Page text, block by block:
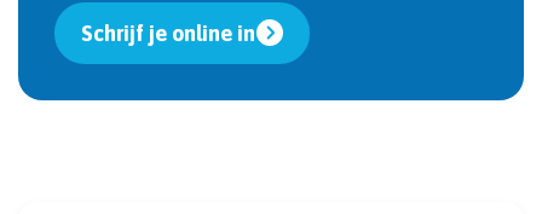
Schrijf je online in